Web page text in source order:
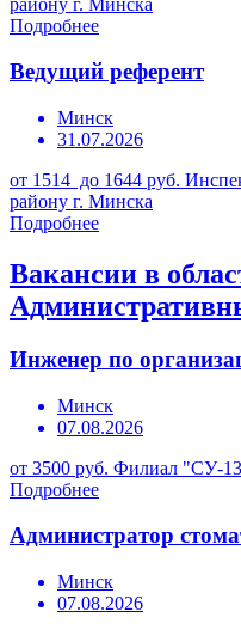
Подробнее
Ведущий референт
Минск
31.07.2026
от 1514 до 1644 руб.
району г. Минска
Подробнее
Вакансии в
Инженер по
Минск
07.08.2026
от 3500 руб. Филиал "СУ-
Подробнее
Администратор
Минск
07.08.2026